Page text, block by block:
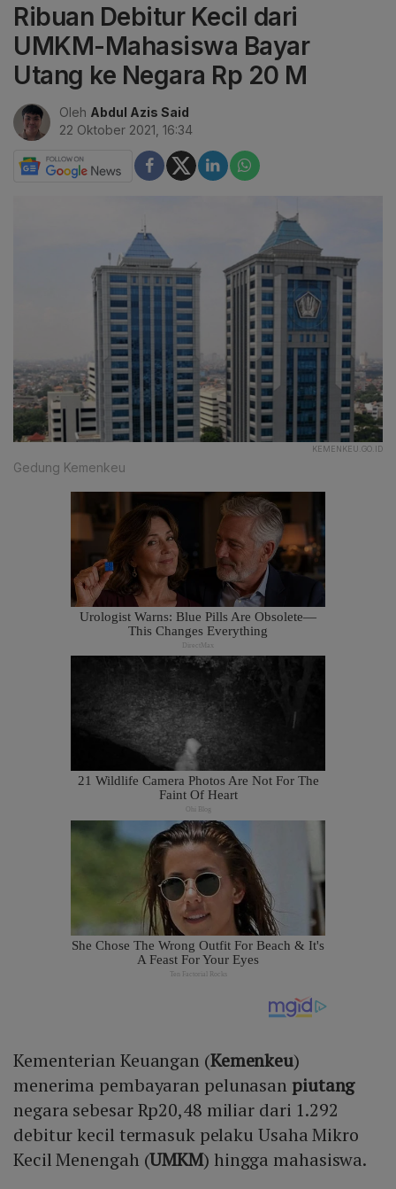
Ribuan Debitur Kecil dari
UMKM-Mahasiswa Bayar
Utang ke Negara Rp 20 M
Oleh Abdul Azis Said
22 Oktober 2021, 16:34
KEMENKEU.GO.ID
Gedung Kemenkeu
Kementerian Keuangan (Kemenkeu)
menerima pembayaran pelunasan piutang
negara sebesar Rp20,48 miliar dari 1.292
debitur kecil termasuk pelaku Usaha Mikro
Kecil Menengah (UMKM) hingga mahasiswa.